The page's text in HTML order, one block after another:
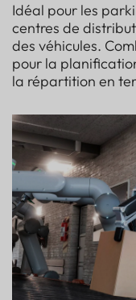
Idéal pour les
centres de
des véhicules.
pour la
la répartition en